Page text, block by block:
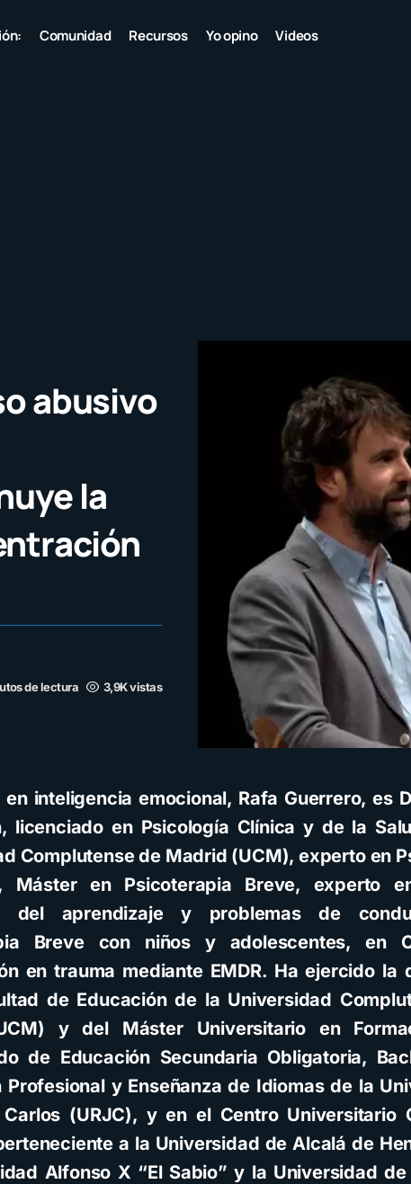
Comunidad Recursos Yo opino Videos
abusivo
la
de lectura
3,9K vistas
en inteligencia emocional, Rafa Guerrero, es
licenciado en Psicología Clínica y de la
Complutense de Madrid (UCM), experto en
Máster en Psicoterapia Breve, experto
del aprendizaje y problemas de
Breve con niños y adolescentes, en
en trauma mediante EMDR. Ha ejercido la
de Educación de la Universidad
y del Máster Universitario en
de Educación Secundaria Obligatoria,
Profesional y Enseñanza de Idiomas de la
(URJC), y en el Centro Universitario
a la Universidad de Alcalá de
Alfonso X “El Sabio” y la Universidad